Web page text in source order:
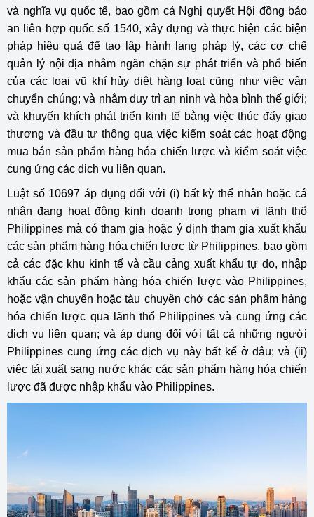
và nghĩa vụ quốc tế, bao gồm cả Nghị quyết Hội đồng bảo
an liên hợp quốc số 1540, xây dựng và thực hiện các biện
pháp hiệu quả để tạo lập hành lang pháp lý, các cơ chế
quản lý nội địa nhằm ngăn chặn sự phát triển và phổ biến
của các loại vũ khí hủy diệt hàng loạt cũng như việc vận
chuyển chúng; và nhằm duy trì an ninh và hòa bình thế giới;
và khuyến khích phát triển kinh tế bằng việc thúc đẩy giao
thương và đầu tư thông qua việc kiểm soát các hoạt động
mua bán sản phẩm hàng hóa chiến lược và kiểm soát việc
cung ứng các dịch vụ liên quan.
Luật số 10697 áp dụng đối với (i) bất kỳ thể nhân hoặc cá
nhân đang hoạt động kinh doanh trong phạm vi lãnh thổ
Philippines mà có tham gia hoặc ý định tham gia xuất khẩu
các sản phẩm hàng hóa chiến lược từ Philippines, bao gồm
cả các đặc khu kinh tế và cầu cảng xuất khẩu tự do, nhập
khẩu các sản phẩm hàng hóa chiến lược vào Philippines,
hoặc vận chuyển hoặc tàu chuyên chở các sản phẩm hàng
hóa chiến lược qua lãnh thổ Philippines và cung ứng các
dịch vụ liên quan; và áp dụng đối với tất cả những người
Philippines cung ứng các dịch vụ này bất kể ở đâu; và (ii)
việc tái xuất sang nước khác các sản phẩm hàng hóa chiến
lược đã được nhập khẩu vào Philippines.